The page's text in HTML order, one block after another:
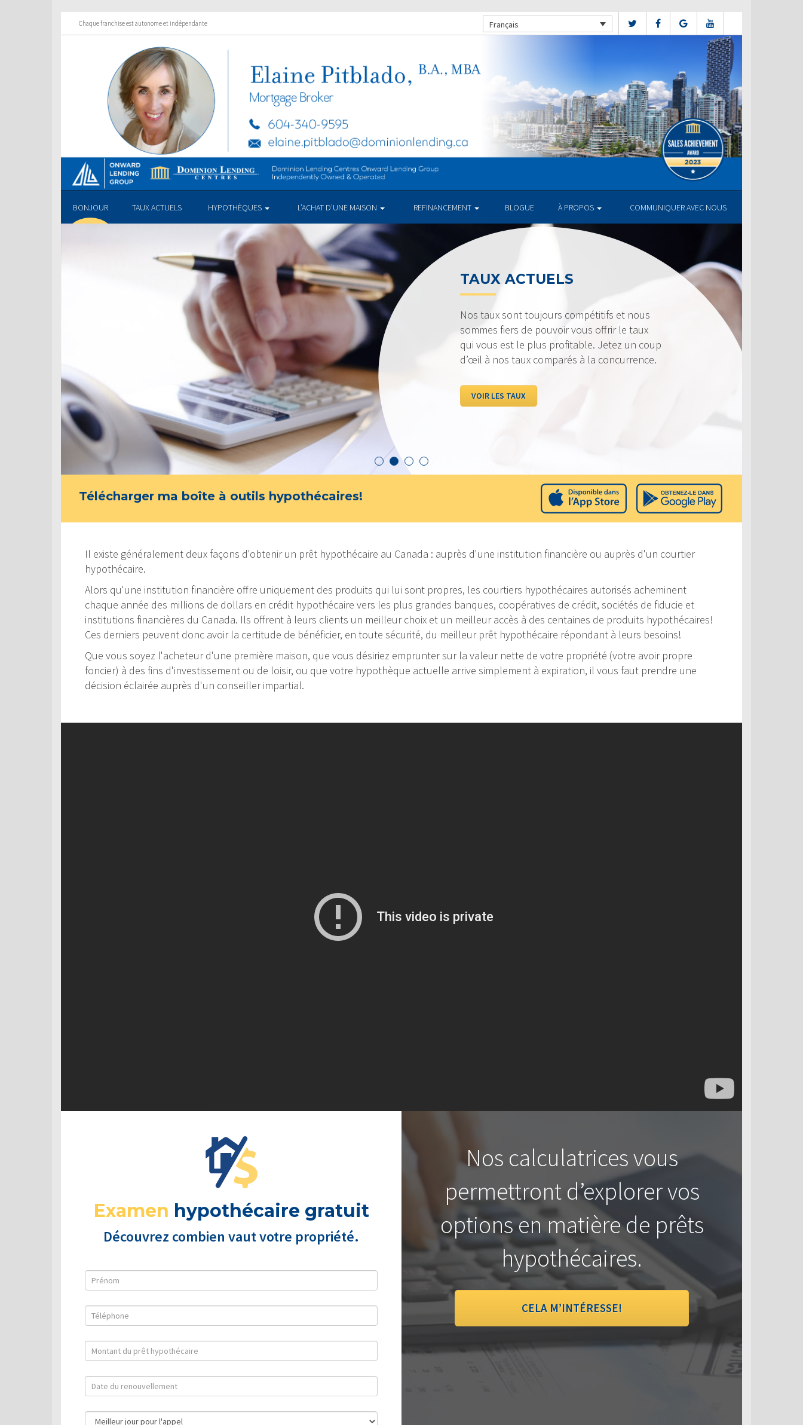
Chaque franchise est autonome et indépendante Français
BONJOUR TAUX ACTUELS HYPOTHÈQUES L’ACHAT D’UNE MAISON REFINANCEMENT BLOGUE À PROPOS COMMUNIQUER AVEC NOUS
TAUX ACTUELS
Nos taux sont toujours compétitifs et nous
sommes fiers de pouvoir vous offrir le taux
qui vous est le plus profitable. Jetez un coup
d’œil à nos taux comparés à la concurrence.
VOIR LES TAUX
Télécharger ma boîte à outils hypothécaires!
Il existe généralement deux façons d'obtenir un prêt hypothécaire au Canada : auprès d'une institution financière ou auprès d'un courtier
hypothécaire.
Alors qu'une institution financière offre uniquement des produits qui lui sont propres, les courtiers hypothécaires autorisés acheminent
chaque année des millions de dollars en crédit hypothécaire vers les plus grandes banques, coopératives de crédit, sociétés de fiducie et
institutions financières du Canada. Ils offrent à leurs clients un meilleur choix et un meilleur accès à des centaines de produits hypothécaires!
Ces derniers peuvent donc avoir la certitude de bénéficier, en toute sécurité, du meilleur prêt hypothécaire répondant à leurs besoins!
Que vous soyez l'acheteur d'une première maison, que vous désiriez emprunter sur la valeur nette de votre propriété (votre avoir propre
foncier) à des fins d'investissement ou de loisir, ou que votre hypothèque actuelle arrive simplement à expiration, il vous faut prendre une
décision éclairée auprès d'un conseiller impartial.
Examen hypothécaire gratuit
Découvrez combien vaut votre propriété.
Nos calculatrices vous
permettront d’explorer vos
options en matière de prêts
hypothécaires.
CELA M’INTÉRESSE!